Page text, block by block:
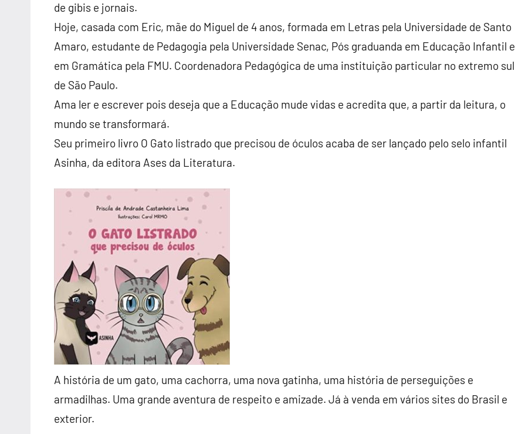
de gibis e jornais.
Hoje, casada com Eric, mãe do Miguel de 4 anos, formada em Letras pela Universidade de Santo
Amaro, estudante de Pedagogia pela Universidade Senac, Pós graduanda em Educação Infantil e
em Gramática pela FMU. Coordenadora Pedagógica de uma instituição particular no extremo sul
de São Paulo.
Ama ler e escrever pois deseja que a Educação mude vidas e acredita que, a partir da leitura, o
mundo se transformará.
Seu primeiro livro O Gato listrado que precisou de óculos acaba de ser lançado pelo selo infantil
Asinha, da editora Ases da Literatura.
A história de um gato, uma cachorra, uma nova gatinha, uma história de perseguições e
armadilhas. Uma grande aventura de respeito e amizade. Já à venda em vários sites do Brasil e
exterior.